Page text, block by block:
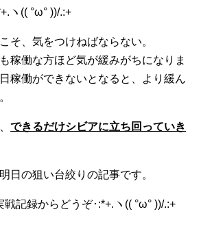
ヽ(( °ω° ))/.:+
そ、気をつけねばならない。
稼働な方ほど気が緩みがちになりま
稼働ができないとなると、より緩ん
できるだけシビアに立ち回っていき
日の狙い台絞りの記事です。
記録からどうぞ･:*+.ヽ(( °ω° ))/.:+